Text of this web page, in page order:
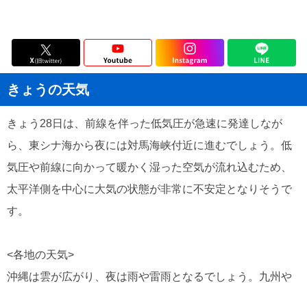
きょうの天気
きょう28日は、前線を伴った低気圧が急速に発達しなが
ら、東シナ海から夜には対馬海峡付近に進むでしょう。低
気圧や前線に向かって暖かく湿った空気が流れ込むため、
太平洋側を中心に大気の状態が非常に不安定となりそうで
す。
<各地の天気>
沖縄は雲が広がり、夜は雨や雷雨となるでしょう。九州や